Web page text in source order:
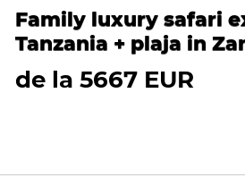
Family luxury safari
Tanzania + plaja in
de la 5667 EUR